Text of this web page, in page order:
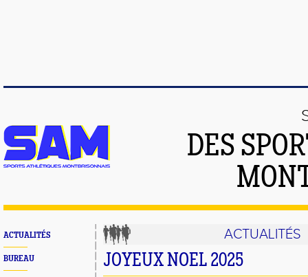
DES
ACTUALITÉS
BUREAU
ACTUALITÉS
JOYEUX NOEL 2025